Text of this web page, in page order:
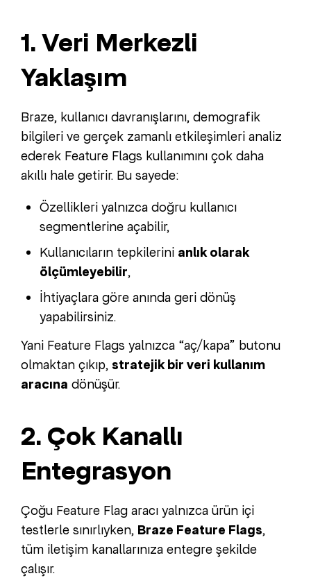
1. Veri Merkezli
Yaklaşım
Braze, kullanıcı davranışlarını, demografik
bilgileri ve gerçek zamanlı etkileşimleri analiz
ederek Feature Flags kullanımını çok daha
akıllı hale getirir. Bu sayede:
Özellikleri yalnızca doğru kullanıcı
segmentlerine açabilir,
Kullanıcıların tepkilerini anlık olarak
ölçümleyebilir,
İhtiyaçlara göre anında geri dönüş
yapabilirsiniz.
Yani Feature Flags yalnızca “aç/kapa” butonu
olmaktan çıkıp, stratejik bir veri kullanım
aracına dönüşür.
2. Çok Kanallı
Entegrasyon
Çoğu Feature Flag aracı yalnızca ürün içi
testlerle sınırlıyken, Braze Feature Flags,
tüm iletişim kanallarınıza entegre şekilde
çalışır.